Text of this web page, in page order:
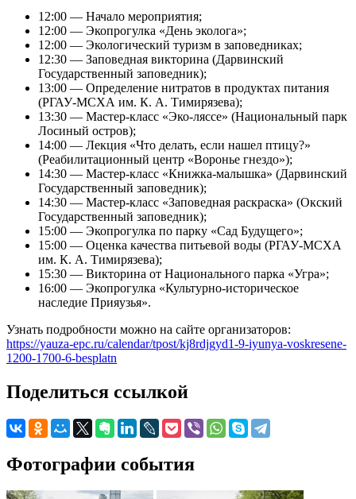
12:00 — Начало мероприятия;
12:00 — Экопрогулка «День эколога»;
12:00 — Экологический туризм в заповедниках;
12:30 — Заповедная викторина (Дарвинский
Государственный заповедник);
13:00 — Определение нитратов в продуктах питания
(РГАУ-МСХА им. К. А. Тимирязева);
13:30 — Мастер-класс «Эко-ляссе» (Национальный парк
Лосиный остров);
14:00 — Лекция «Что делать, если нашел птицу?»
(Реабилитационный центр «Воронье гнездо»);
14:30 — Мастер-класс «Книжка-малышка» (Дарвинский
Государственный заповедник);
14:30 — Мастер-класс «Заповедная раскраска» (Окский
Государственный заповедник);
15:00 — Экопрогулка по парку «Сад Будущего»;
15:00 — Оценка качества питьевой воды (РГАУ-МСХА
им. К. А. Тимирязева);
15:30 — Викторина от Национального парка «Угра»;
16:00 — Экопрогулка «Культурно-историческое
наследие Прияузья».
Узнать подробности можно на сайте организаторов:
https://yauza-epc.ru/calendar/tpost/kj8rdjgyd1-9-iyunya-voskresene-
1200-1700-6-besplatn
Поделиться ссылкой
Фотографии события